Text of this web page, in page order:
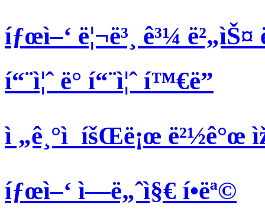
íƒœì–‘ ë¦¬ë³¸ ê³¼ ë²„ìŠ¤
í“¨ì¦ˆ ë° í“¨ì¦ˆ í™€ë”
ì „ê¸°ì  íšŒë¡œ ë²½ê°œ
íƒœì–‘ ì—ë„ˆì§€ í•­ëª©